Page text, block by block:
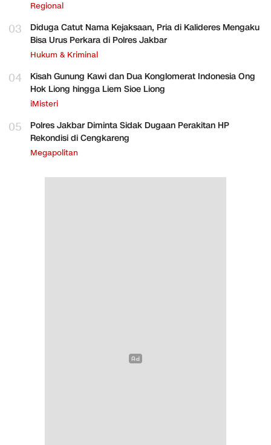
Regional
03
Diduga Catut Nama Kejaksaan, Pria di Kalideres Mengaku
Bisa Urus Perkara di Polres Jakbar
Hukum & Kriminal
04
Kisah Gunung Kawi dan Dua Konglomerat Indonesia Ong
Hok Liong hingga Liem Sioe Liong
iMisteri
05
Polres Jakbar Diminta Sidak Dugaan Perakitan HP
Rekondisi di Cengkareng
Megapolitan